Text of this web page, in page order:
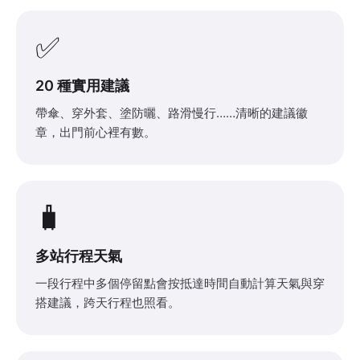
✅
20 種實用建議
帶傘、穿外套、塗防曬、路滑慢行……清晰的建議徽
章，出門前心裡有數。
🧳
多站行程天氣
一段行程中多個停留點會按抵達時間自動計算天氣與穿
搭建議，跨天行程也照看。